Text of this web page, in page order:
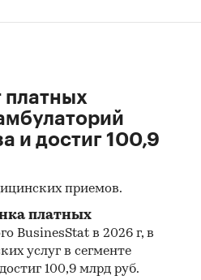
платных
и достиг 100,9
приемов.
платных
BusinesStat в 2026 г, в
услуг в сегменте
100,9 млрд руб.